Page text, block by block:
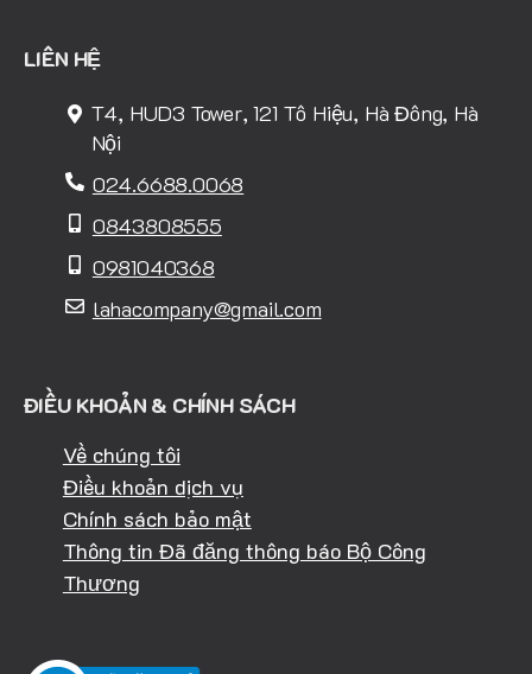
LIÊN HỆ
T4, HUD3 Tower, 121 Tô Hiệu, Hà Đông, Hà
Nội
024.6688.0068
0843808555
0981040368
lahacompany@gmail.com
ĐIỀU KHOẢN & CHÍNH SÁCH
Về chúng tôi
Điều khoản dịch vụ
Chính sách bảo mật
Thông tin Đã đăng thông báo Bộ Công
Thương